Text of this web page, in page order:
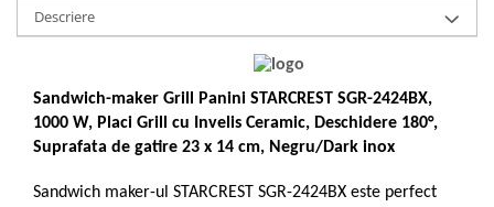
Prăjitoare de pâine
Rasnite condimente
Roboti de bucatarie
Sandwich-maker
Storcătoare
Aparate de cafea
Descriere
Sandwich-maker Grill Panini STARCREST SGR-2424BX,
1000 W, Placi Grill cu Invelis Ceramic, Deschidere 180°,
Suprafata de gatire 23 x 14 cm, Negru/Dark inox
Sandwich maker-ul STARCREST SGR-2424BX este perfect